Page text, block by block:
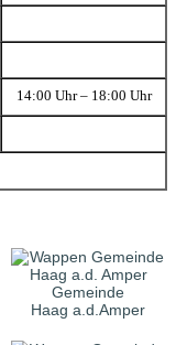
14:00 Uhr – 18:00 Uhr
Gemeinde
Haag a.d.Amper